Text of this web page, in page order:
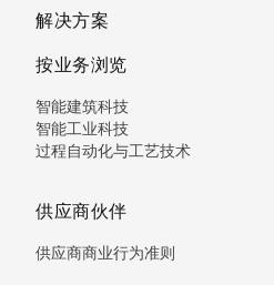
解决方案
按业务浏览
智能建筑科技
智能工业科技
过程自动化与工艺技术
供应商伙伴
供应商商业行为准则